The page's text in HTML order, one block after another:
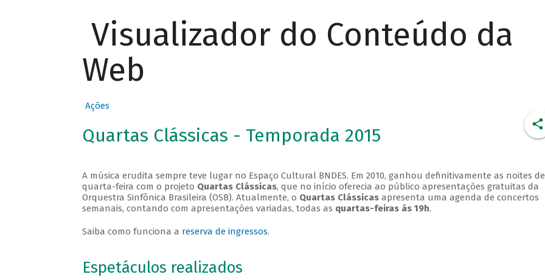
Visualizador do Conteúdo da
Web
Ações
Quartas Clássicas - Temporada 2015
A música erudita sempre teve lugar no Espaço Cultural BNDES. Em 2010, ganhou definitivamente as noites de
quarta-feira com o projeto Quartas Clássicas, que no início oferecia ao público apresentações gratuitas da
Orquestra Sinfônica Brasileira (OSB). Atualmente, o Quartas Clássicasapresenta uma agenda de concertos
semanais, contando com apresentações variadas, todas as quartas-feiras às 19h.
Saiba como funciona a reserva de ingressos.
Espetáculos realizados